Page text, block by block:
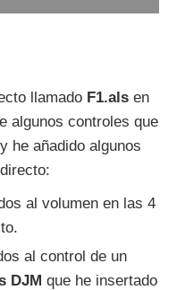
llamado F1.als en
algunos controles que
he añadido algunos
al volumen en las 4
al control de un
DJM que he insertado